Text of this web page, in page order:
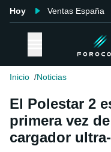
Hoy Ventas España
Inicio Noticias
El Polestar 2
primera vez
cargador